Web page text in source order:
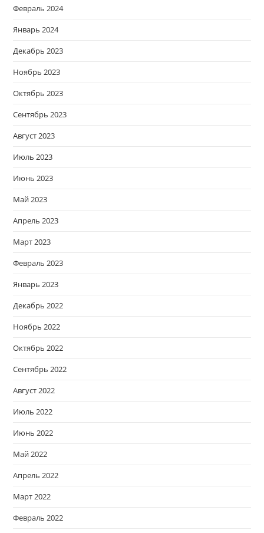
Февраль 2024
Январь 2024
Декабрь 2023
Ноябрь 2023
Октябрь 2023
Сентябрь 2023
Август 2023
Июль 2023
Июнь 2023
Май 2023
Апрель 2023
Март 2023
Февраль 2023
Январь 2023
Декабрь 2022
Ноябрь 2022
Октябрь 2022
Сентябрь 2022
Август 2022
Июль 2022
Июнь 2022
Май 2022
Апрель 2022
Март 2022
Февраль 2022